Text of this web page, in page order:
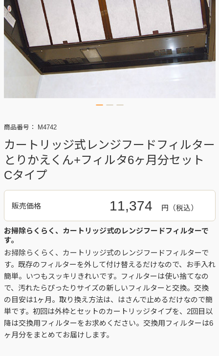
商品番号： M4742
カートリッジ式レンジフードフィルター
とりかえくん+フィルタ6ヶ月分セット
Cタイプ
販売価格 11,374 円
お掃除らくらく、カートリッジ式のレンジフードフィルターで
す。
お掃除らくらく、カートリッジ式のレンジフードフィルターで
す。既存のフィルターを外して付け替えるだけなので、お手入れ
簡単。いつもスッキリきれいです。フィルターは使い捨てなの
で、汚れたらぴったりサイズの新しいフィルターと交換。交換
の目安は1ヶ月。取り換え方法は、はさんで止めるだけなので簡
単です。初回は外枠とセットのカートリッジタイプを、2回目以
降は交換用フィルターをお求めください。交換用フィルターは6
ヶ月分をまとめてお届けします。